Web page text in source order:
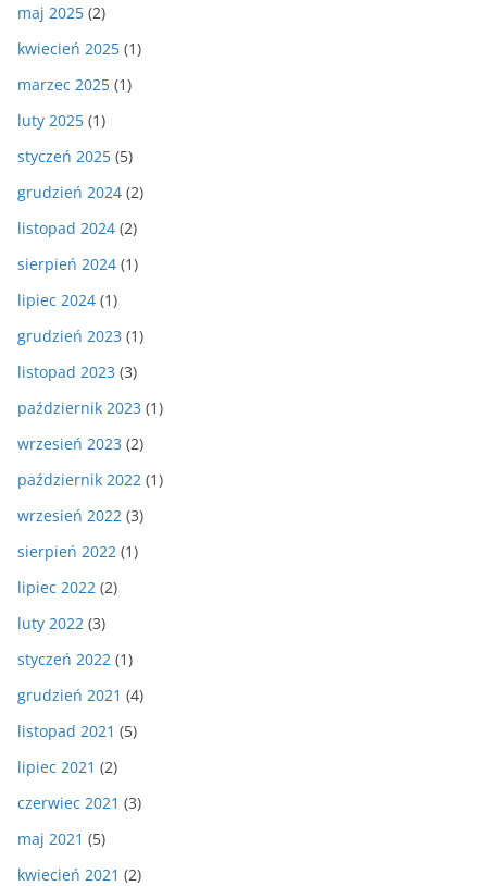
maj 2025 (2)
kwiecień 2025 (1)
marzec 2025 (1)
luty 2025 (1)
styczeń 2025 (5)
grudzień 2024 (2)
listopad 2024 (2)
sierpień 2024 (1)
lipiec 2024 (1)
grudzień 2023 (1)
listopad 2023 (3)
październik 2023 (1)
wrzesień 2023 (2)
październik 2022 (1)
wrzesień 2022 (3)
sierpień 2022 (1)
lipiec 2022 (2)
luty 2022 (3)
styczeń 2022 (1)
grudzień 2021 (4)
listopad 2021 (5)
lipiec 2021 (2)
czerwiec 2021 (3)
maj 2021 (5)
kwiecień 2021 (2)